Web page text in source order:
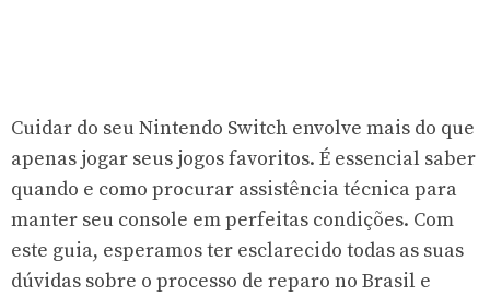
Cuidar do seu Nintendo Switch envolve mais do que
apenas jogar seus jogos favoritos. É essencial saber
quando e como procurar assistência técnica para
manter seu console em perfeitas condições. Com
este guia, esperamos ter esclarecido todas as suas
dúvidas sobre o processo de reparo no Brasil e